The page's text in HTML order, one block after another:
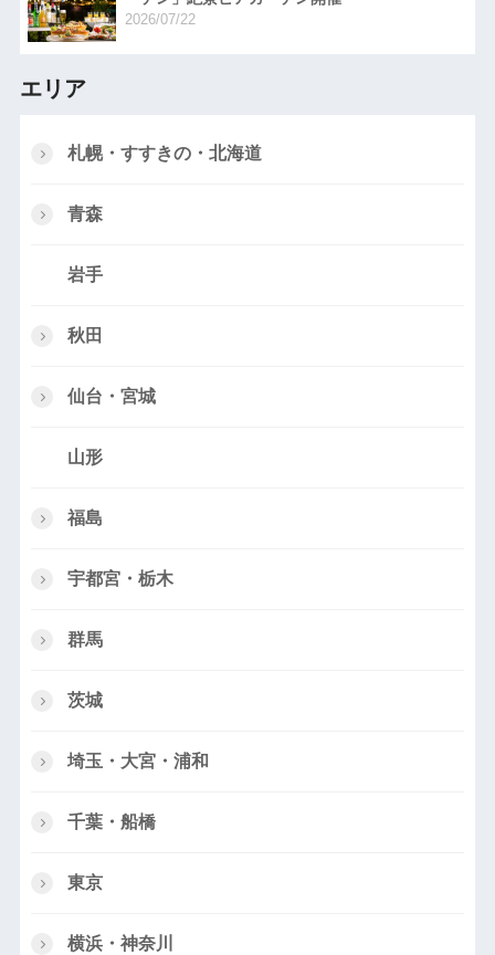
2026/07/22
エリア
札幌・すすきの・北海道
青森
岩手
秋田
仙台・宮城
山形
福島
宇都宮・栃木
群馬
茨城
埼玉・大宮・浦和
千葉・船橋
東京
横浜・神奈川